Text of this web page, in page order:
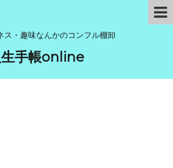
ス・趣味なんかのコンフル棚卸
生手帳online